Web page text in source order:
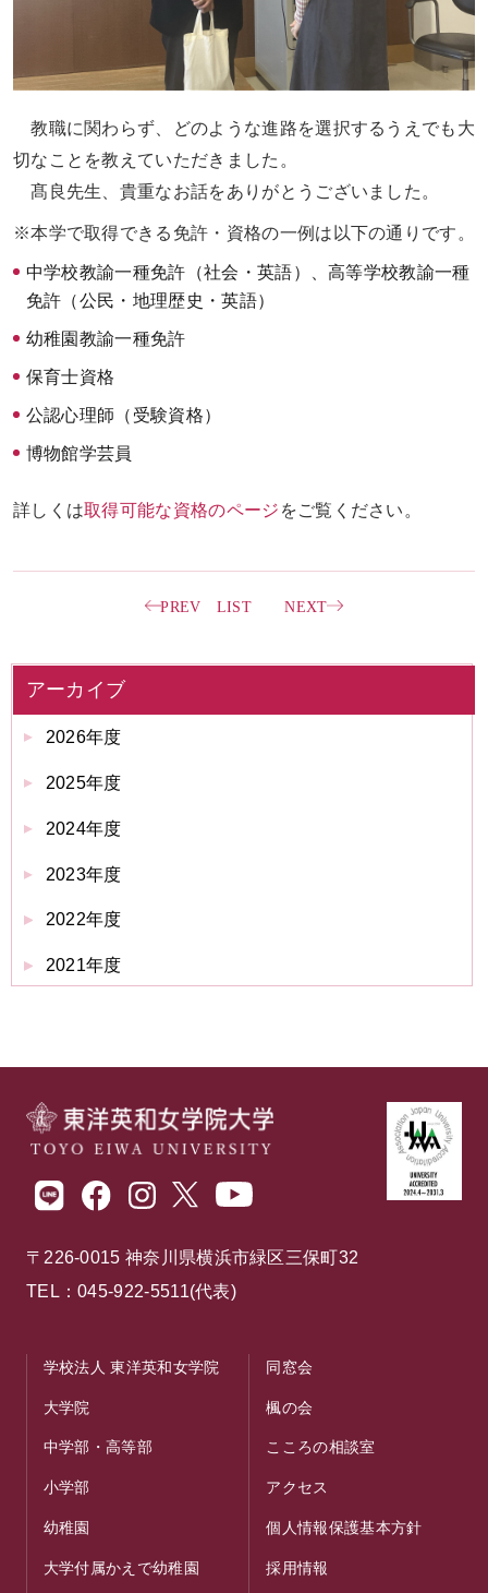
教職に関わらず、どのような進路を選択するうえでも大
切なことを教えていただきました。
髙良先生、貴重なお話をありがとうございました。
※本学で取得できる免許・資格の一例は以下の通りです。
中学校教諭一種免許（社会・英語）、高等学校教諭一種
免許（公民・地理歴史・英語）
幼稚園教諭一種免許
保育士資格
公認心理師（受験資格）
博物館学芸員
詳しくは取得可能な資格のページ をご覧ください。
PREV LIST NEXT
アーカイブ
2026年度
2025年度
2024年度
2023年度
2022年度
2021年度
〒226-0015 神奈川県横浜市緑区三保町32
TEL：045-922-5511(代表)
学校法人 東洋英和女学院
大学院
中学部・高等部
小学部
幼稚園
大学付属かえで幼稚園
同窓会
楓の会
こころの相談室
アクセス
個人情報保護基本方針
採用情報